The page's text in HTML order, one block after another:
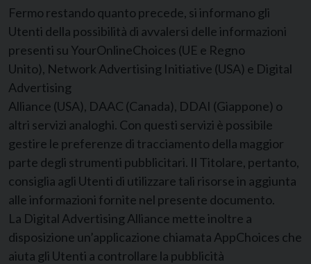
Fermo restando quanto precede, si informano gli
Utenti della possibilità di avvalersi delle informazioni
presenti su YourOnlineChoices (UE e Regno
Unito), Network Advertising Initiative (USA) e Digital
Advertising
Alliance (USA), DAAC (Canada), DDAI (Giappone) o
altri servizi analoghi. Con questi servizi è possibile
gestire le preferenze di tracciamento della maggior
parte degli strumenti pubblicitari. Il Titolare, pertanto,
consiglia agli Utenti di utilizzare tali risorse in aggiunta
alle informazioni fornite nel presente documento.
La Digital Advertising Alliance mette inoltre a
disposizione un’applicazione chiamata AppChoices che
aiuta gli Utenti a controllare la pubblicità